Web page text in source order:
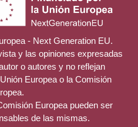
- Next Generation EU.
y las opiniones expresadas
o autores y no reflejan
Europea o la Comisión
Europea pueden ser
de las mismas.